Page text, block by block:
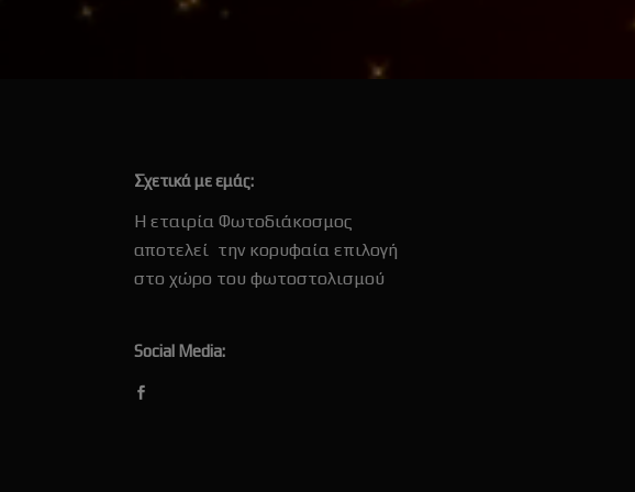
Σχετικά με εμάς:
Η εταιρία Φωτοδιάκοσμος
αποτελεί την κορυφαία επιλογή
στο χώρο του φωτοστολισμού
Social Media: